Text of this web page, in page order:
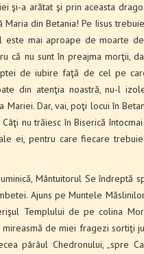
şi-a arătat şi prin aceasta
Maria din Betania! Pe Iisus
este mai aproape de moarte
că nu sunt în preajma morţii,
de iubire faţă de cel pe
din atenţia noastră, nu-l
Mariei. Dar, vai, poţi locui în
nu trăiesc în Biserică
ei, pentru care fiecare
Mântuitorul Se îndreptă
Ajuns pe Muntele
Templului de pe colina
de miei fragezi sortiţi
pârâul Chedronului, „spre